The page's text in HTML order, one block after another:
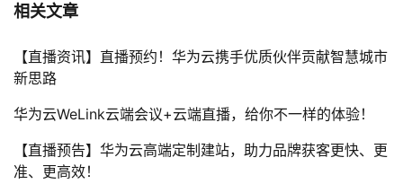
相关文章
【直播资讯】直播预约！华为云携手优质伙伴贡献智慧城市
新思路
华为云WeLink云端会议+云端直播，给你不一样的体验！
【直播预告】华为云高端定制建站，助力品牌获客更快、更
准、更高效！